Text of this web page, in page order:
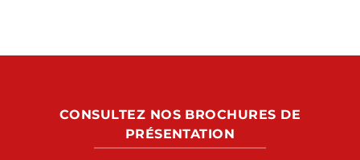
CONSULTEZ NOS BROCHURES DE
PRÉSENTATION